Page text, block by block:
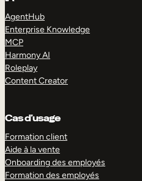
AgentHub
Enterprise Knowledge
MCP
Harmony AI
Roleplay
Content Creator
Cas d’usage
Formation client
Aide à la vente
Onboarding des employés
Formation des employés